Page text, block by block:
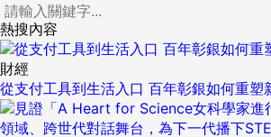
熱搜內容
財經
從支付工具到生活入口 百年彰銀如何重塑